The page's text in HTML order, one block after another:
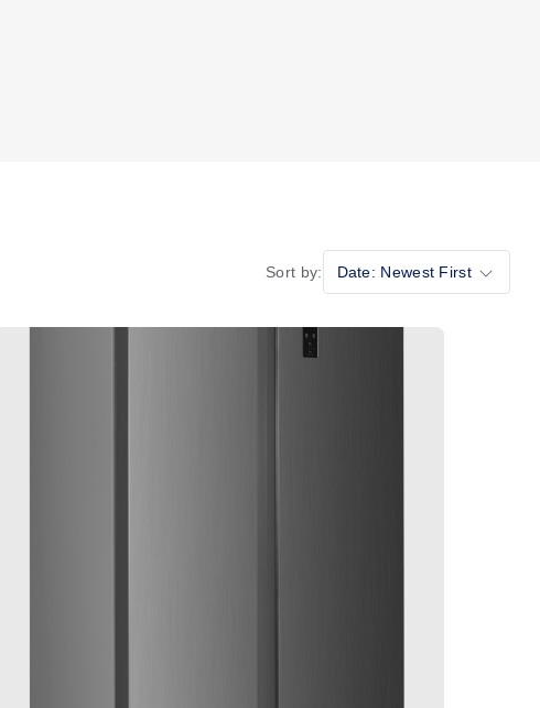
Sort by: Date: Newest First